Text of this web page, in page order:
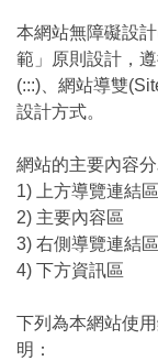
本網站無障礙設
範」原則設計，
(:::)、網站導雙
設計方式。
網站的主要內容
1) 上方導覽連結區
2) 主要內容區
3) 右側導覽連結區
4) 下方資訊區
下列為本網站使
明：